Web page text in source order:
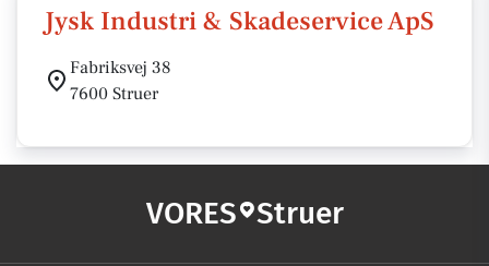
Jysk Industri & Skadeservice ApS
Fabriksvej 38
7600 Struer
VORES Struer